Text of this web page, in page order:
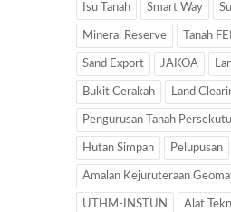
Isu Tanah Smart Way
Mineral Reserve Tanah
Sand Export JAKOA
Bukit Cerakah Land
Pengurusan Tanah
Hutan Simpan Pelupusan
Amalan Kejuruteraan
UTHM-INSTUN Alat